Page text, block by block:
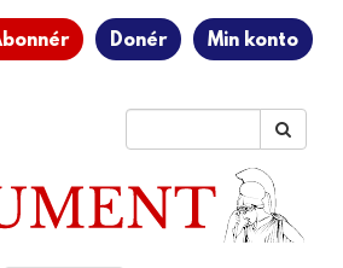
Donér Min konto